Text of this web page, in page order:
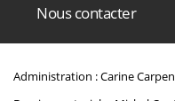
Nous contacter
Administration : Carine